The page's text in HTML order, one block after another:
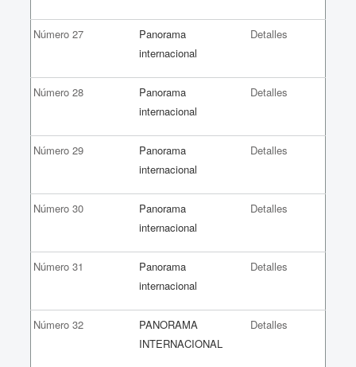
Número 27
Panorama
internacional
Detalles
Número 28
Panorama
internacional
Detalles
Número 29
Panorama
internacional
Detalles
Número 30
Panorama
internacional
Detalles
Número 31
Panorama
internacional
Detalles
Número 32
PANORAMA
INTERNACIONAL
Detalles